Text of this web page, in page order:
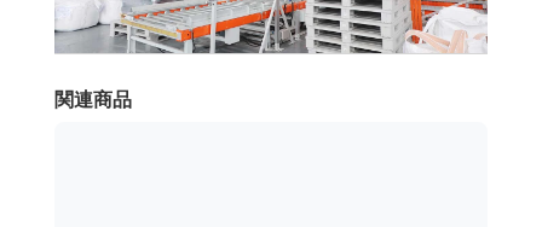
関連商品